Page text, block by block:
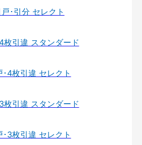
戸･引分 セレクト
枚引違 スタンダード
･4枚引違 セレクト
枚引違 スタンダード
･3枚引違 セレクト